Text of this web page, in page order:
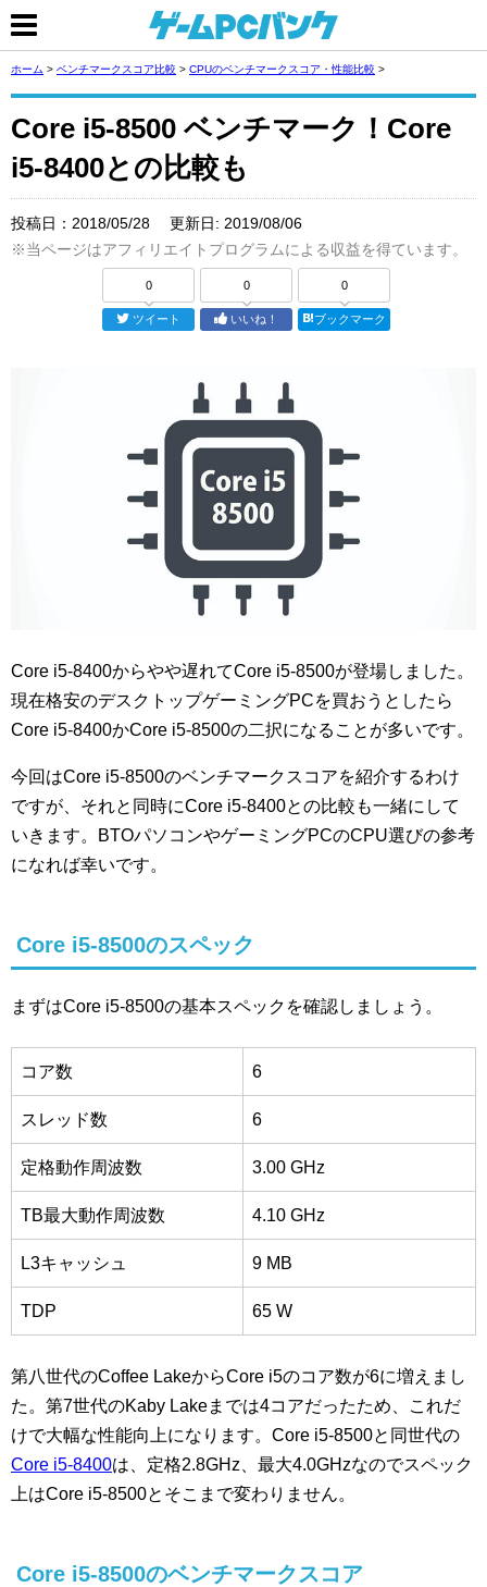
ホーム > ベンチマークスコア比較 > CPUのベンチマークスコア・性能比較 >
Core i5-8500 ベンチマーク！Core
i5-8400との比較も
投稿日： 2018/05/28 更新日: 2019/08/06
※当ページはアフィリエイトプログラムによる収益を得ています。
0
ツイート
0
いいね！
0
ブックマーク
Core i5-8400からやや遅れてCore i5-8500が登場しました。
現在格安のデスクトップゲーミングPCを買おうとしたら
Core i5-8400かCore i5-8500の二択になることが多いです。
今回はCore i5-8500のベンチマークスコアを紹介するわけ
ですが、それと同時にCore i5-8400との比較も一緒にして
いきます。BTOパソコンやゲーミングPCのCPU選びの参考
になれば幸いです。
Core i5-8500のスペック
まずはCore i5-8500の基本スペックを確認しましょう。
コア数 6
スレッド数 6
定格動作周波数 3.00 GHz
TB最大動作周波数 4.10 GHz
L3キャッシュ 9 MB
TDP 65 W
第八世代のCoffee LakeからCore i5のコア数が6に増えまし
た。第7世代のKaby Lakeまでは4コアだったため、これだ
けで大幅な性能向上になります。Core i5-8500と同世代の
Core i5-8400は、定格2.8GHz、最大4.0GHzなのでスペック
上はCore i5-8500とそこまで変わりません。
Core i5-8500のベンチマークスコア